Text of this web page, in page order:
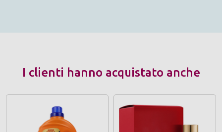
I clienti hanno acquistato anche